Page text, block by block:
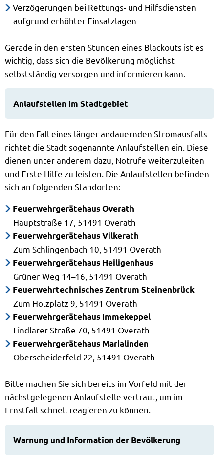
Verzögerungen bei Rettungs- und Hilfsdiensten
aufgrund erhöhter Einsatzlagen
Gerade in den ersten Stunden eines Blackouts ist es
wichtig, dass sich die Bevölkerung möglichst
selbstständig versorgen und informieren kann.
Anlaufstellen im Stadtgebiet
Für den Fall eines länger andauernden Stromausfalls
richtet die Stadt sogenannte Anlaufstellen ein. Diese
dienen unter anderem dazu, Notrufe weiterzuleiten
und Erste Hilfe zu leisten. Die Anlaufstellen befinden
sich an folgenden Standorten:
Feuerwehrgerätehaus Overath
Hauptstraße 17, 51491 Overath
Feuerwehrgerätehaus Vilkerath
Zum Schlingenbach 10, 51491 Overath
Feuerwehrgerätehaus Heiligenhaus
Grüner Weg 14–16, 51491 Overath
Feuerwehrtechnisches Zentrum Steinenbrück
Zum Holzplatz 9, 51491 Overath
Feuerwehrgerätehaus Immekeppel
Lindlarer Straße 70, 51491 Overath
Feuerwehrgerätehaus Marialinden
Oberscheiderfeld 22, 51491 Overath
Bitte machen Sie sich bereits im Vorfeld mit der
nächstgelegenen Anlaufstelle vertraut, um im
Ernstfall schnell reagieren zu können.
Warnung und Information der Bevölkerung